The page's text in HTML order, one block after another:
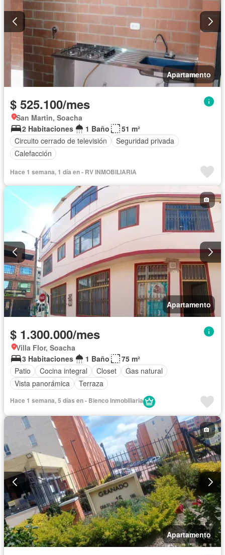
Apartamento
$ 525.100/mes
San Martin, Soacha
2 Habitaciones
1 Baño
51 m²
Circuito cerrado de televisión
Seguridad privada
Calefacción
Hace 1 semana, 1 día en - RV INMOBILIARIA
Apartamento
$ 1.300.000/mes
Villa Flor, Soacha
3 Habitaciones
1 Baño
75 m²
Patio
Cocina integral Closet
Gas natural
Vista panorámica
Terraza
Hace 1 semana, 5 días en - Bienco Inmobiliaria
Apartamento